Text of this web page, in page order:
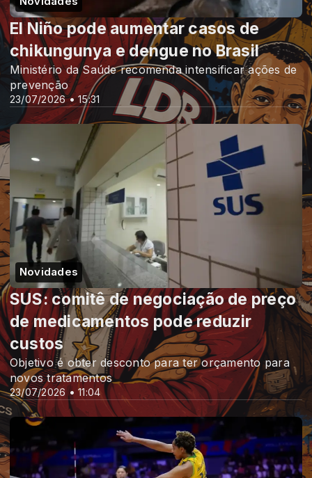
23/07/2026 • 15:31
El Niño pode aumentar casos de
chikungunya e dengue no Brasil
Ministério da Saúde recomenda intensificar ações de
prevenção
Novidades
23/07/2026 • 11:04
SUS: comitê de negociação de preço
de medicamentos pode reduzir
custos
Objetivo é obter desconto para ter orçamento para
novos tratamentos